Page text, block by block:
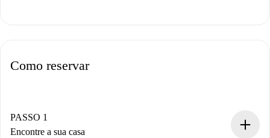
Como reservar
PASSO 1
Encontre a sua casa